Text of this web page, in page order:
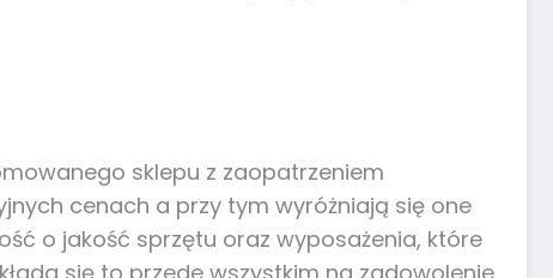
sklepu z zaopatrzeniem
cenach a przy tym wyróżniają się one
o jakość sprzętu oraz wyposażenia, które